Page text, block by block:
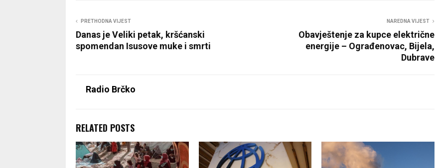
PRETHODNA VIJEST
Danas je Veliki petak, kršćanski
spomendan Isusove muke i smrti
NAREDNA VIJEST
Obavještenje za kupce električne
energije – Ograđenovac, Bijela,
Dubrave
Radio Brčko
RELATED POSTS